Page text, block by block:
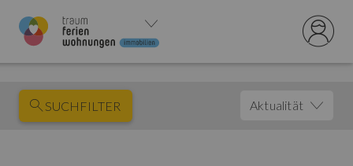
SUCHFILTER Aktualität